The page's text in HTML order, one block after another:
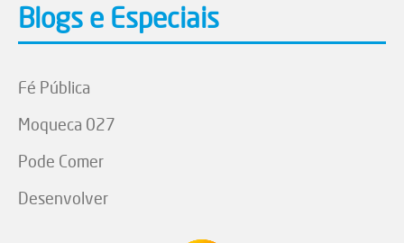
Blogs e Especiais
Fé Pública
Moqueca 027
Pode Comer
Desenvolver